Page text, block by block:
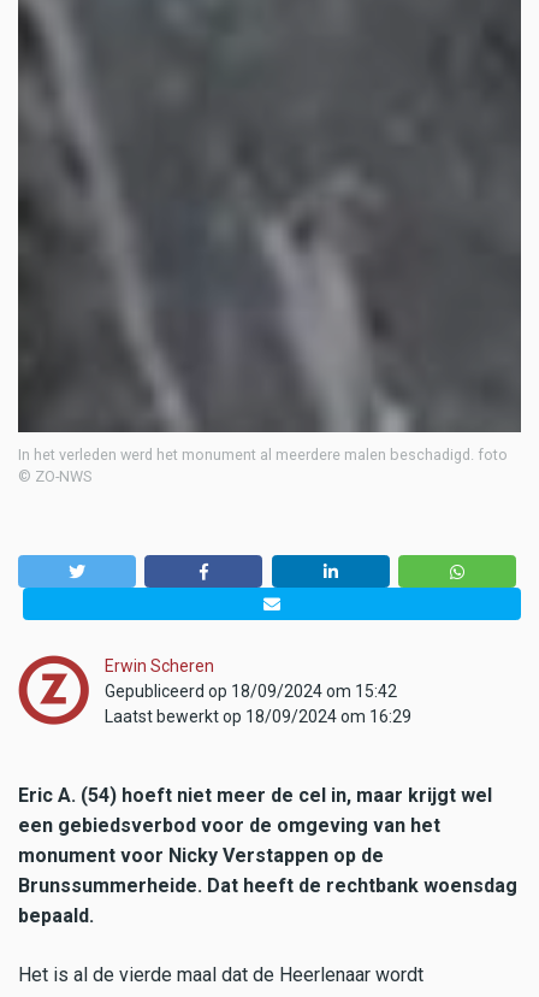
In het verleden werd het monument al meerdere malen beschadigd. foto
© ZO-NWS
Erwin Scheren
Gepubliceerd op 18/09/2024 om 15:42
Laatst bewerkt op 18/09/2024 om 16:29
Eric A. (54) hoeft niet meer de cel in, maar krijgt wel
een gebiedsverbod voor de omgeving van het
monument voor Nicky Verstappen op de
Brunssummerheide. Dat heeft de rechtbank woensdag
bepaald.
Het is al de vierde maal dat de Heerlenaar wordt